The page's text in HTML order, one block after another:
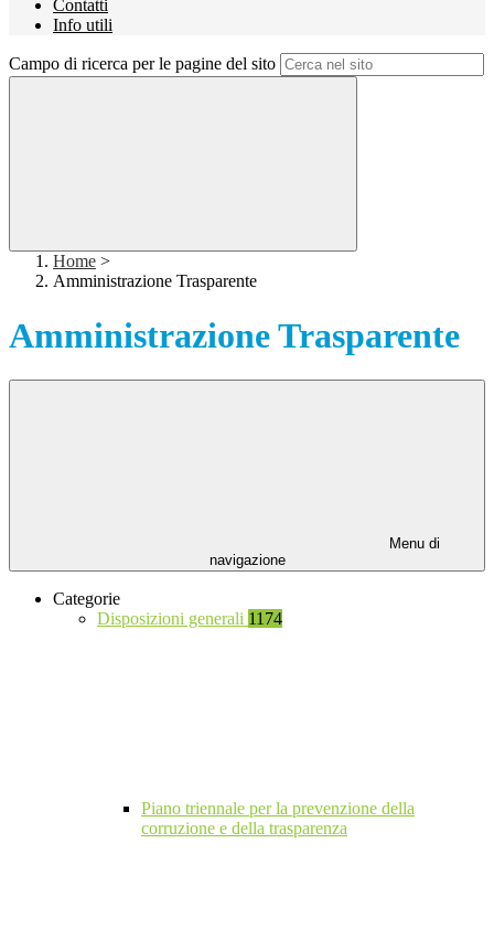
Contatti
Info utili
Campo di ricerca per le pagine del sito
Home >
Amministrazione Trasparente
Amministrazione Trasparente
Menu di
navigazione
Categorie
Disposizioni generali 1174
Piano triennale per la prevenzione della
corruzione e della trasparenza